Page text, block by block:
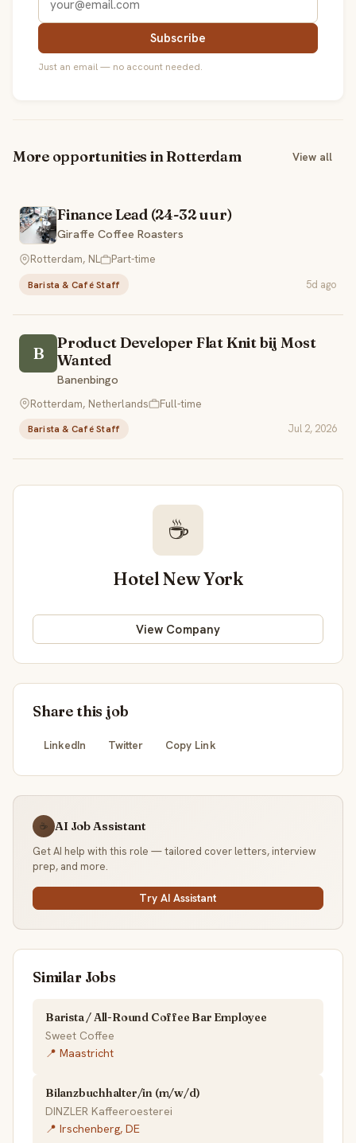
Subscribe
Just an email — no account needed.
More opportunities in Rotterdam View all
Finance Lead (24-32 uur)
Giraffe Coffee Roasters
Rotterdam, NL
Part-time
Barista & Café Staff 5d ago
B
Product Developer Flat Knit bij Most
Wanted
Banenbingo
Rotterdam, Netherlands
Full-time
Barista & Café Staff Jul 2, 2026
☕
Hotel New York
View Company
Share this job
LinkedIn Twitter Copy Link
☕ AI Job Assistant
Get AI help with this role — tailored cover letters, interview
prep, and more.
Try AI Assistant
Similar Jobs
Barista / All-Round Coffee Bar Employee
Sweet Coffee
📍 Maastricht
Bilanzbuchhalter/in (m/w/d)
DINZLER Kaffeeroesterei
📍 Irschenberg, DE